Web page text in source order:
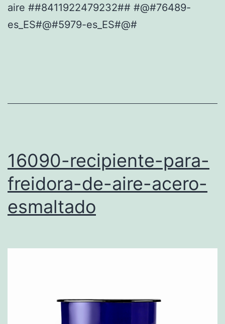
aire ##8411922479232## #@#76489-
es_ES#@#5979-es_ES#@#
16090-recipiente-para-
freidora-de-aire-acero-
esmaltado